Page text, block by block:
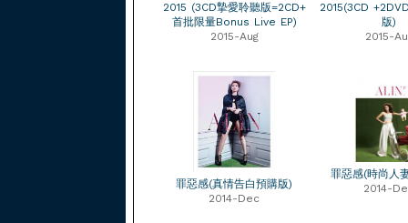
2015 (3CD摯愛聆聽版=2CD+
首批限量Bonus Live EP)
2015-Aug
2015(3CD
版)
2015-
罪惡感(真情告白預購版)
2014-Dec
罪惡感(時尚人
2014-